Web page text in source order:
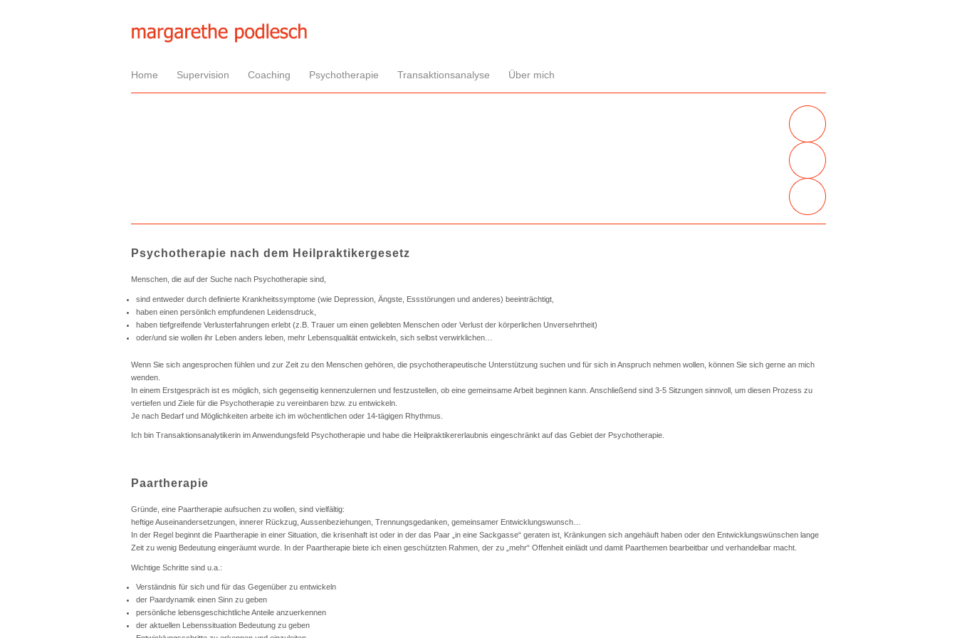
Home Supervision Coaching Psychotherapie Transaktionsanalyse Über mich
Psychotherapie nach dem Heilpraktikergesetz
Menschen, die auf der Suche nach Psychotherapie sind,
sind entweder durch definierte Krankheitssymptome (wie Depression, Ängste, Essstörungen und anderes) beeinträchtigt,
haben einen persönlich empfundenen Leidensdruck,
haben tiefgreifende Verlusterfahrungen erlebt (z.B. Trauer um einen geliebten Menschen oder Verlust der körperlichen Unversehrtheit)
oder/und sie wollen ihr Leben anders leben, mehr Lebensqualität entwickeln, sich selbst verwirklichen…
Wenn Sie sich angesprochen fühlen und zur Zeit zu den Menschen gehören, die psychotherapeutische Unterstützung suchen und für sich in Anspruch nehmen wollen, können Sie sich gerne an mich
wenden.
In einem Erstgespräch ist es möglich, sich gegenseitig kennenzulernen und festzustellen, ob eine gemeinsame Arbeit beginnen kann. Anschließend sind 3-5 Sitzungen sinnvoll, um diesen Prozess zu
vertiefen und Ziele für die Psychotherapie zu vereinbaren bzw. zu entwickeln.
Je nach Bedarf und Möglichkeiten arbeite ich im wöchentlichen oder 14-tägigen Rhythmus.
Ich bin Transaktionsanalytikerin im Anwendungsfeld Psychotherapie und habe die Heilpraktikererlaubnis eingeschränkt auf das Gebiet der Psychotherapie.
Paartherapie
Gründe, eine Paartherapie aufsuchen zu wollen, sind vielfältig:
heftige Auseinandersetzungen, innerer Rückzug, Aussenbeziehungen, Trennungsgedanken, gemeinsamer Entwicklungswunsch…
In der Regel beginnt die Paartherapie in einer Situation, die krisenhaft ist oder in der das Paar „in eine Sackgasse“ geraten ist, Kränkungen sich angehäuft haben oder den Entwicklungswünschen lange
Zeit zu wenig Bedeutung eingeräumt wurde. In der Paartherapie biete ich einen geschützten Rahmen, der zu „mehr“ Offenheit einlädt und damit Paarthemen bearbeitbar und verhandelbar macht.
Wichtige Schritte sind u.a.:
Verständnis für sich und für das Gegenüber zu entwickeln
der Paardynamik einen Sinn zu geben
persönliche lebensgeschichtliche Anteile anzuerkennen
der aktuellen Lebenssituation Bedeutung zu geben